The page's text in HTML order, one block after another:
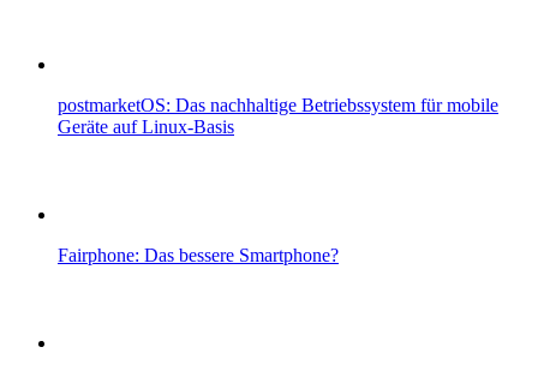
postmarketOS: Das nachhaltige Betriebssystem für mobile
Geräte auf Linux-Basis
Fairphone: Das bessere Smartphone?